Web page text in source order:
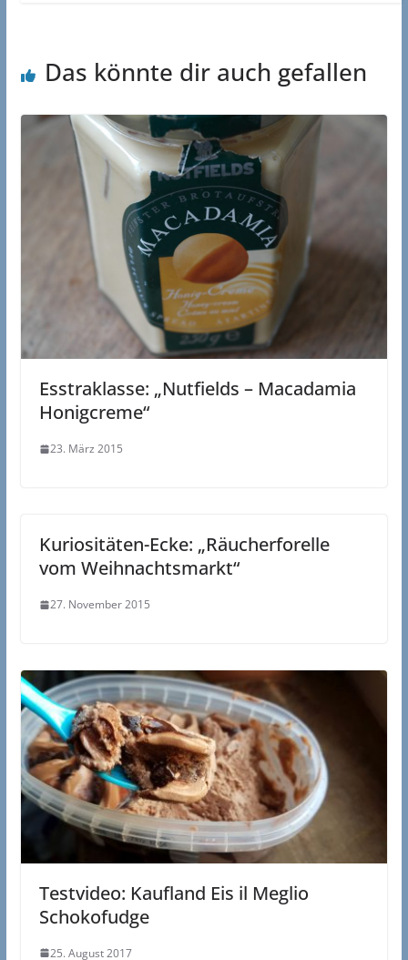
Das könnte dir auch gefallen
Esstraklasse: „Nutfields – Macadamia
Honigcreme“
23. März 2015
Kuriositäten-Ecke: „Räucherforelle
vom Weihnachtsmarkt“
27. November 2015
Testvideo: Kaufland Eis il Meglio
Schokofudge
25. August 2017